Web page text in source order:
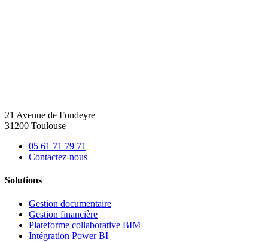
21 Avenue de Fondeyre
31200 Toulouse
05 61 71 79 71
Contactez-nous
Solutions
Gestion documentaire
Gestion financière
Plateforme collaborative BIM
Intégration Power BI